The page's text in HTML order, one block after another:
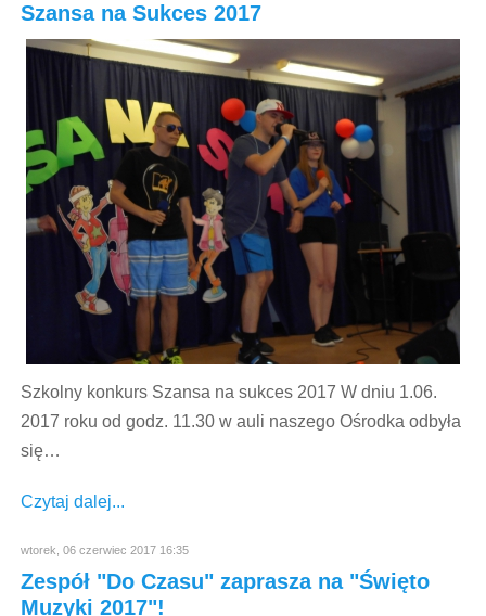
Szansa na Sukces 2017
Szkolny konkurs Szansa na sukces 2017 W dniu 1.06.
2017 roku od godz. 11.30 w auli naszego Ośrodka odbyła
się…
Czytaj dalej...
wtorek, 06 czerwiec 2017 16:35
Zespół "Do Czasu" zaprasza na "Święto
Muzyki 2017"!